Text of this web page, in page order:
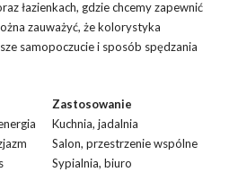
łazienkach, gdzie chcemy zapewnić
zauważyć, że kolorystyka
samopoczucie i sposób spędzania
Zastosowanie
Kuchnia, jadalnia
Salon, przestrzenie wspólne
Sypialnia, biuro